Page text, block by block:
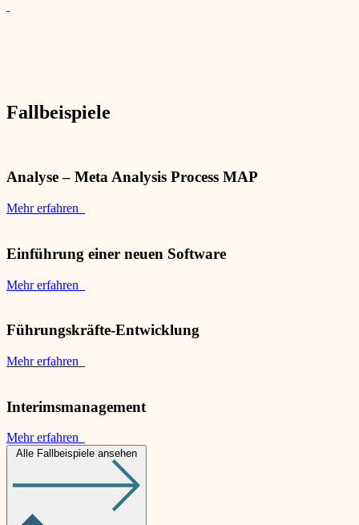
Fallbeispiele
Analyse – Meta Analysis Process MAP
Mehr erfahren
Einführung einer neuen Software
Mehr erfahren
Führungskräfte-Entwicklung
Mehr erfahren
Interimsmanagement
Mehr erfahren
Alle Fallbeispiele ansehen